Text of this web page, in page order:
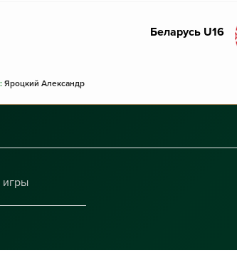
Беларусь U16
Яроцкий Александр